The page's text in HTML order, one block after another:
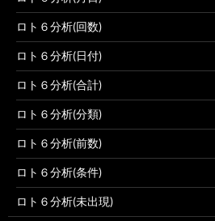
ロト６分析(回数)
ロト６分析(日付)
ロト６分析(合計)
ロト６分析(分類)
ロト６分析(前数)
ロト６分析(条件)
ロト６分析(未出現)